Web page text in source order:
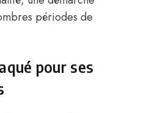
périodes de
pour ses